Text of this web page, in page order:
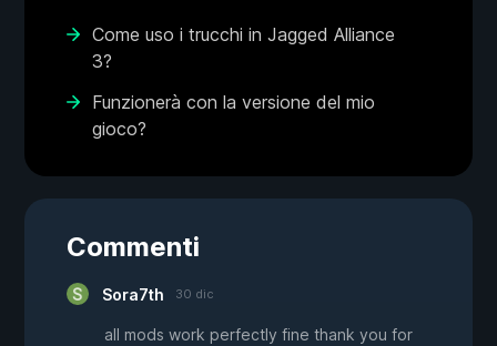
Come uso i trucchi in Jagged Alliance
3?
Funzionerà con la versione del mio
gioco?
Commenti
Sora7th 30 dic
all mods work perfectly fine thank you for